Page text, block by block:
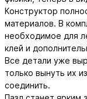
Конструктор
материалов. В
необходимое для
клей и
Все детали уже
только вынуть их
соединить.